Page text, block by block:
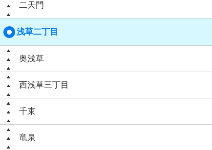
二天門
浅草二丁目
奥浅草
西浅草三丁目
千束
竜泉